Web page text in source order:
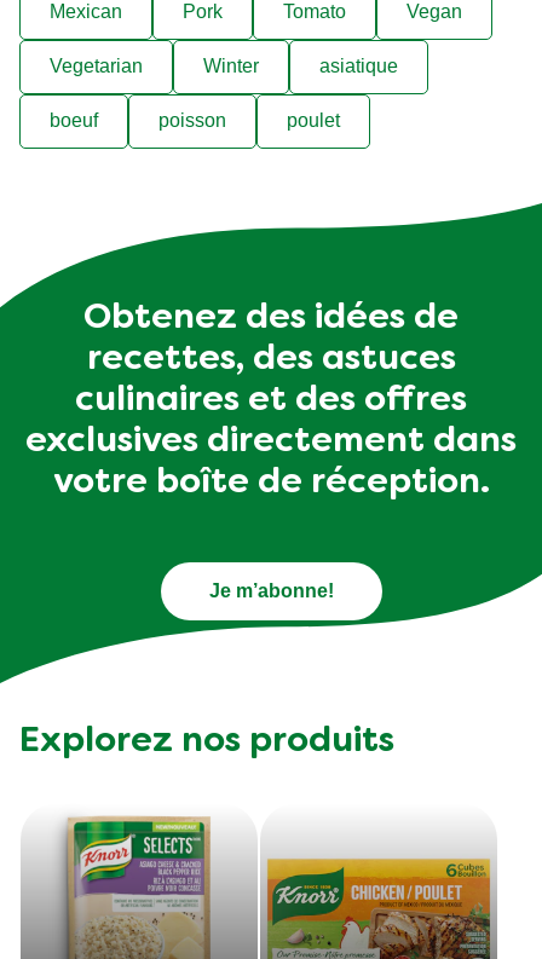
Mexican Pork Tomato Vegan
Vegetarian Winter asiatique
boeuf poisson poulet
Obtenez des idées de
recettes, des astuces
culinaires et des offres
exclusives directement dans
votre boîte de réception.
Je m’abonne!
Explorez nos produits